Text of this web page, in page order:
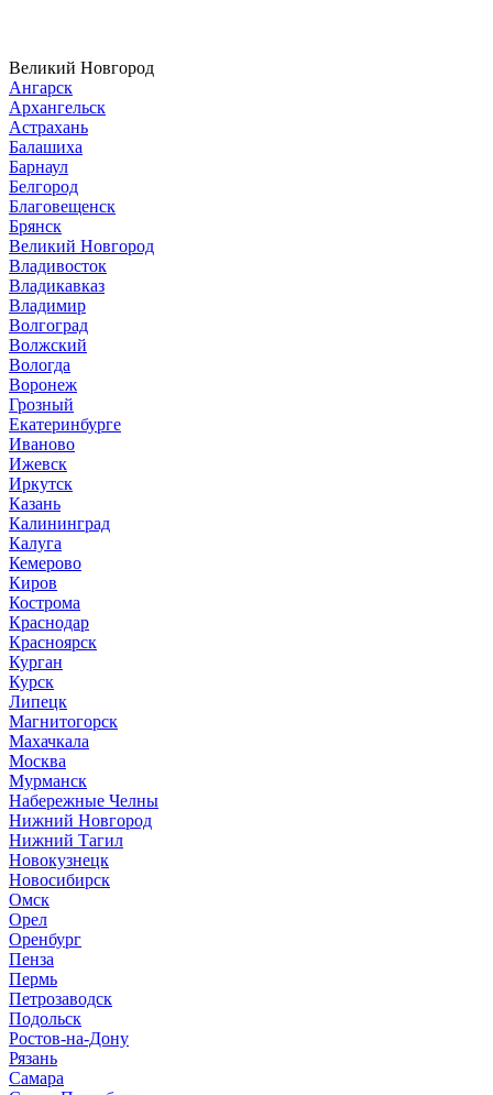
Великий Новгород
Ангарск
Архангельск
Астрахань
Балашиха
Барнаул
Белгород
Благовещенск
Брянск
Великий Новгород
Владивосток
Владикавказ
Владимир
Волгоград
Волжский
Вологда
Воронеж
Грозный
Екатеринбурге
Иваново
Ижевск
Иркутск
Казань
Калининград
Калуга
Кемерово
Киров
Кострома
Краснодар
Красноярск
Курган
Курск
Липецк
Магнитогорск
Махачкала
Москва
Мурманск
Набережные Челны
Нижний Новгород
Нижний Тагил
Новокузнецк
Новосибирск
Омск
Орел
Оренбург
Пенза
Пермь
Петрозаводск
Подольск
Ростов-на-Дону
Рязань
Самара